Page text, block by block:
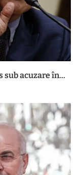
sub acuzare în...